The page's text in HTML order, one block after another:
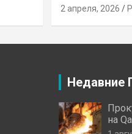
2 апреля, 2026
Недавние
на